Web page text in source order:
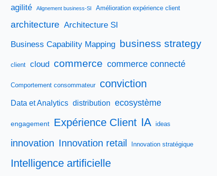
agilité Alignement business-SI Amélioration expérience client
architecture Architecture SI
Business Capability Mapping business strategy
client cloud commerce commerce connecté
Comportement consommateur conviction
Data et Analytics distribution ecosystème
engagement Expérience Client IA ideas
innovation Innovation retail Innovation stratégique
Intelligence artificielle